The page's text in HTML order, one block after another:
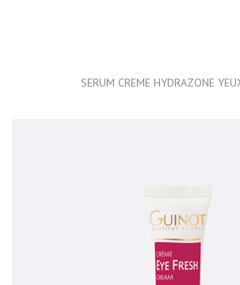
SERUM CREME HYDRAZONE